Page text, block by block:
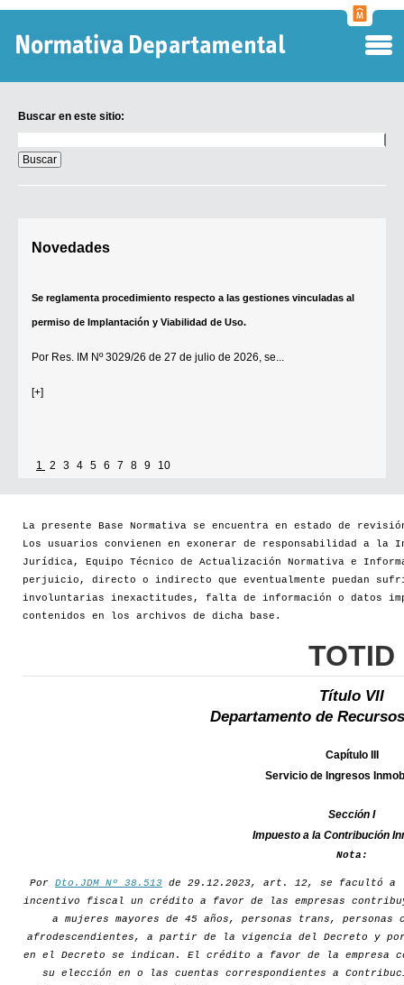
Buscar en este sitio:
en
este
sitio:
Novedades
Se reglamenta procedimiento respecto a las gestiones vinculadas al
permiso de Implantación y Viabilidad de Uso.
Por Res. IM Nº 3029/26 de 27 de julio de 2026, se...
[+]
1 2 3 4 5 6 7 8 9 10
La presente Base Normativa se encuentra en estado de
Los usuarios convienen en exonerar de responsabilidad a la
Jurídica, Equipo Técnico de Actualización Normativa e
perjuicio, directo o indirecto que eventualmente puedan
involuntarias inexactitudes, falta de información o datos
contenidos en los archivos de dicha base.
TOTID
Título VII
Departamento de
Capítulo III
Servicio de Ingresos
Sección I
Impuesto a la Contribución
Nota:
Por Dto.JDM Nº 38.513 de 29.12.2023, art. 12, se facultó a
incentivo fiscal un crédito a favor de las empresas
a mujeres mayores de 45 años, personas trans,
afrodescendientes, a partir de la vigencia del Decreto y
en el Decreto se indican. El crédito a favor de la empresa
su elección en o las cuentas correspondientes a